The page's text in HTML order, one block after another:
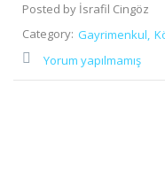
Posted by İsrafil Cingöz
Category: Gayrimenkul
Yorum yapılmamış